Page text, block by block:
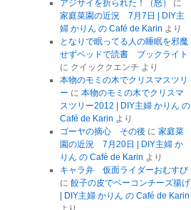
アジサイを折られた！（怒）
に
家庭菜園の近況 7月7日 | DIY主
婦 かりん の Café de Karin より
となりで眠ってる人の睡眠を邪魔
せずベッドで読書 ブックライト
に クイッククエンチ より
本物のモミの木でクリスマスツリ
ー に 本物のモミの木でクリスマ
スツリー2012 | DIY主婦 かりん の
Café de Karin より
ゴーヤの摘心 その後 に 家庭菜
園の近況 7月20日 | DIY主婦 か
りん の Café de Karin より
キャラ弁 仮面ライダーおむすび
に 餃子の皮でベーコンチーズ揚げ
| DIY主婦 かりん の Café de Karin